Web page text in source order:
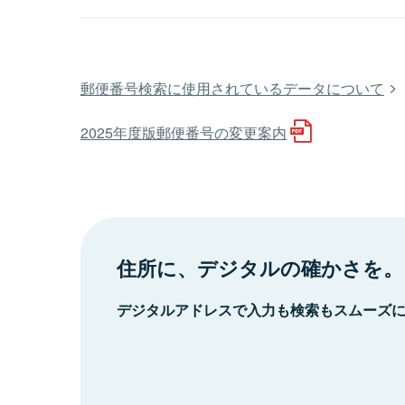
郵便番号検索に使用されているデータについて
2025年度版郵便番号の変更案内
住所に、デジタルの確かさを。
デジタルアドレスで入力も検索もスムーズ